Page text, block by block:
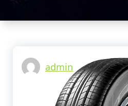
Llantero
Para Camión
admin